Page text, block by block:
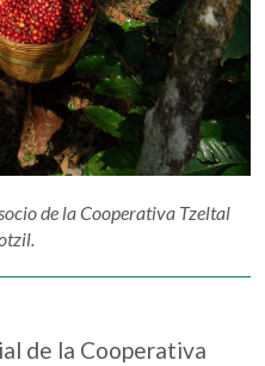
de la Cooperativa Tzeltal
de la Cooperativa